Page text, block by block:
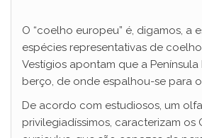
O “coelho europeu” é, digamos, a
espécies representativas de
Vestígios apontam que a
berço, de onde espalhou-se para
De acordo com estudiosos, um
privilegiadíssimos, caracterizam os